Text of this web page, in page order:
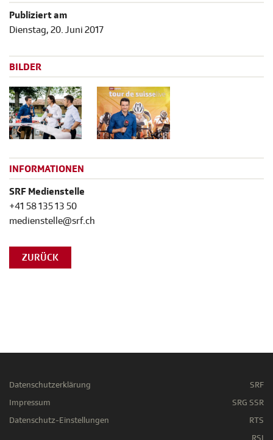
Publiziert am
Dienstag, 20. Juni 2017
BILDER
INFORMATIONEN
SRF Medienstelle
+41 58 135 13 50
medienstelle@srf.ch
ZURÜCK
Datenschutzerklärung
Impressum
Datenschutz-Einstellungen
SRF
SRG SSR
RTS
RSI